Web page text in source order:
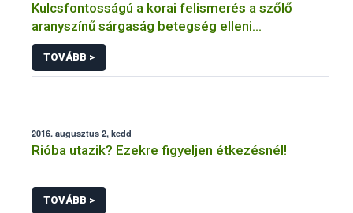
Kulcsfontosságú a korai felismerés a szőlő
aranyszínű sárgaság betegség elleni
védekezésben
TOVÁBB >
2016. augusztus 2, kedd
Rióba utazik? Ezekre figyeljen étkezésnél!
TOVÁBB >